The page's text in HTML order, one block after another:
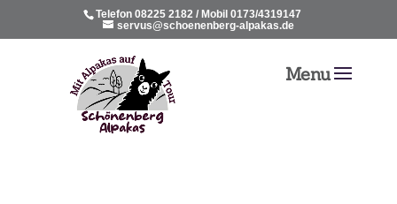
Telefon 08225 2182 / Mobil 0173/4319147
servus@schoenenberg-alpakas.de